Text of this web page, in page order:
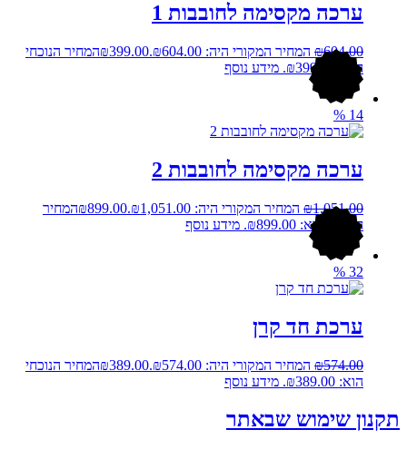
ערכה מקסימה לחובבות 1
₪604.00 המחיר המקורי היה: ₪604.00. ₪399.00 המחיר הנוכחי
הוא: ₪399.00.
מידע נוסף
%
ערכה מקסימה לחובבות 2
₪1,051.00 המחיר המקורי היה: ₪1,051.00. ₪899.00 המחיר
הנוכחי הוא: ₪899.00.
מידע נוסף
%
ערכת חד קרן
₪574.00 המחיר המקורי היה: ₪574.00. ₪389.00 המחיר הנוכחי
הוא: ₪389.00.
מידע נוסף
שימוש שבאתר